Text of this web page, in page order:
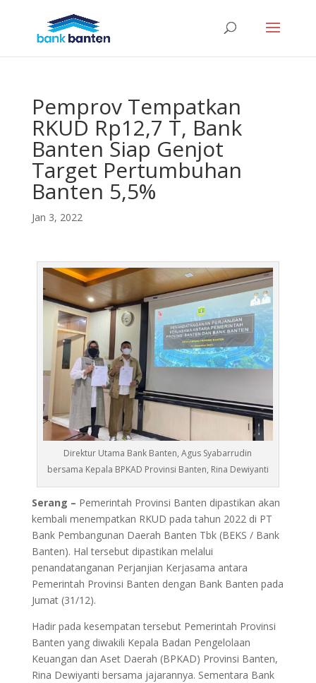
Pemprov Tempatkan
RKUD Rp12,7 T, Bank
Banten Siap Genjot
Target Pertumbuhan
Banten 5,5%
Jan 3, 2022
Direktur Utama Bank Banten, Agus Syabarrudin
bersama Kepala BPKAD Provinsi Banten, Rina Dewiyanti
Serang – Pemerintah Provinsi Banten dipastikan akan
kembali menempatkan RKUD pada tahun 2022 di PT
Bank Pembangunan Daerah Banten Tbk (BEKS / Bank
Banten). Hal tersebut dipastikan melalui
penandatanganan Perjanjian Kerjasama antara
Pemerintah Provinsi Banten dengan Bank Banten pada
Jumat (31/12).
Hadir pada kesempatan tersebut Pemerintah Provinsi
Banten yang diwakili Kepala Badan Pengelolaan
Keuangan dan Aset Daerah (BPKAD) Provinsi Banten,
Rina Dewiyanti bersama jajarannya. Sementara Bank